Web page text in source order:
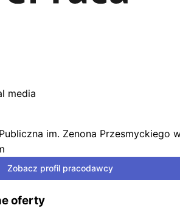
media
im. Zenona Przesmyckiego
Zobacz profil pracodawcy
oferty